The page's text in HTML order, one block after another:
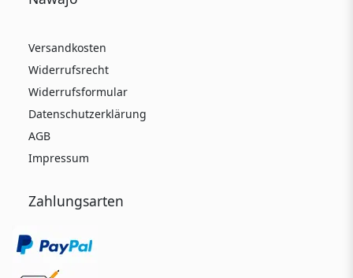
Versandkosten
Widerrufsrecht
Widerrufsformular
Datenschutzerklärung
AGB
Impressum
Zahlungsarten